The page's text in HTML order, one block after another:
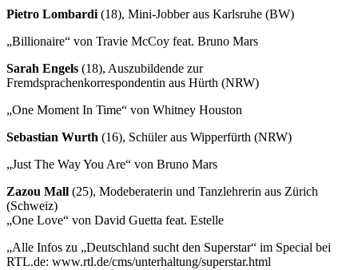
Pietro Lombardi (18), Mini-Jobber aus Karlsruhe (BW)
„Billionaire“ von Travie McCoy feat. Bruno Mars
Sarah Engels (18), Auszubildende zur
Fremdsprachenkorrespondentin aus Hürth (NRW)
„One Moment In Time“ von Whitney Houston
Sebastian Wurth (16), Schüler aus Wipperfürth (NRW)
„Just The Way You Are“ von Bruno Mars
Zazou Mall (25), Modeberaterin und Tanzlehrerin aus Zürich
(Schweiz)
„One Love“ von David Guetta feat. Estelle
„Alle Infos zu „Deutschland sucht den Superstar“ im Special bei
RTL.de: www.rtl.de/cms/unterhaltung/superstar.html